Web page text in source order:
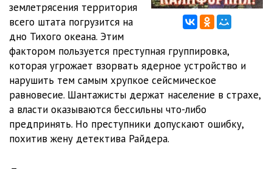
1_2_01
1_2_02
1_2_03 05:02
1_2_04
1_2_05
1_2_06
землетрясения территория
всего штата погрузится на
дно Тихого океана. Этим
фактором пользуется преступная группировка,
которая угрожает взорвать ядерное устройство и
нарушить тем самым хрупкое сейсмическое
равновесие. Шантажисты держат население в страхе,
а власти оказываются бессильны что-либо
предпринять. Но преступники допускают ошибку,
похитив жену детектива Райдера.